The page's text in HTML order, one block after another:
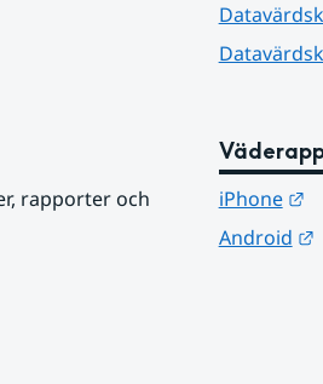
rapporter och
iPhone
Android